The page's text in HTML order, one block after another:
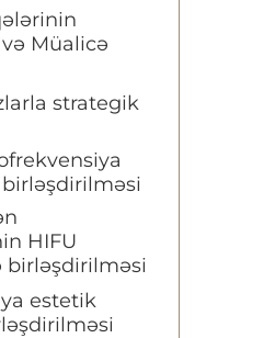
Müalicə
strategik
HIFU
birləşdirilməsi
estetik